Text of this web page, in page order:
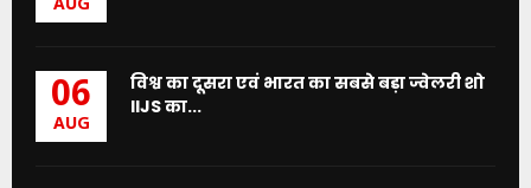
AUG
06
AUG
विश्व का दूसरा एवं भारत का सबसे बड़ा ज्वेलरी शो
IIJS का...